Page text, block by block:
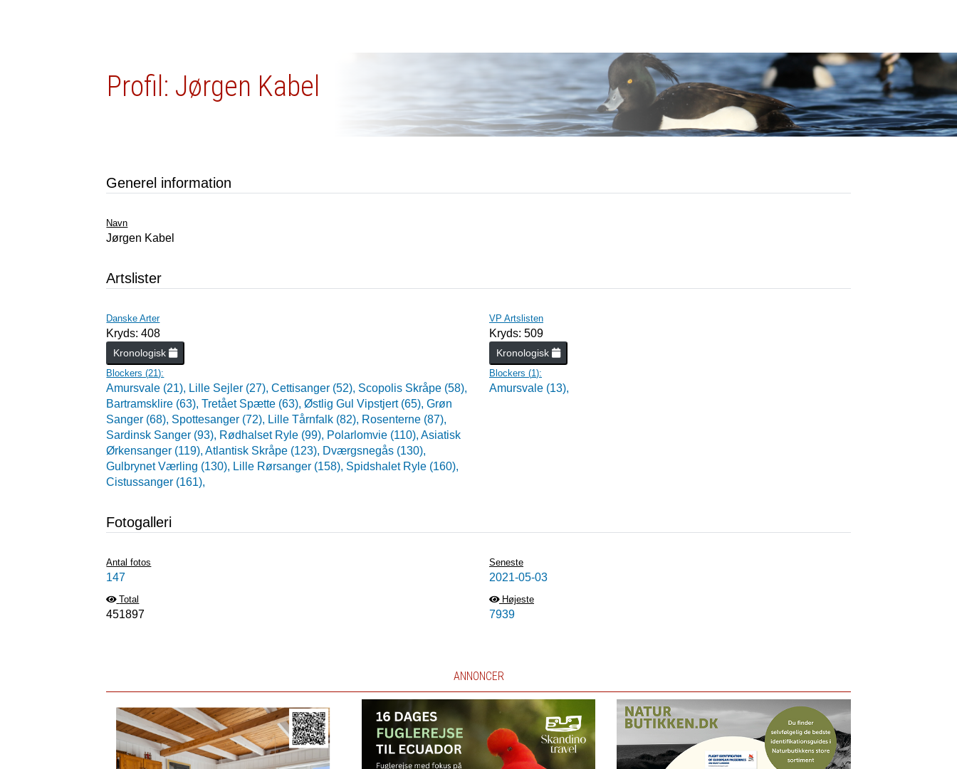
Profil: Jørgen Kabel
Generel information
Navn
Jørgen Kabel
Artslister
Danske Arter
Kryds: 408
Kronologisk
Blockers (21):
Amursvale (21), Lille Sejler (27),Cettisanger (52), Scopolis Skråpe (58),
Bartramsklire (63),Tretået Spætte (63),Østlig Gul Vipstjert (65),Grøn
Sanger (68), Spottesanger (72), Lille Tårnfalk (82), Rosenterne (87),
Sardinsk Sanger (93), Rødhalset Ryle (99), Polarlomvie (110),Asiatisk
Ørkensanger (119),Atlantisk Skråpe (123), Dværgsnegås (130),
Gulbrynet Værling (130), Lille Rørsanger (158), Spidshalet Ryle (160),
Cistussanger (161),
VP Artslisten
Kryds: 509
Kronologisk
Blockers (1):
Amursvale (13),
Fotogalleri
Antal fotos
147
Seneste
2021-05-03
Total
451897
Højeste
7939
ANNONCER